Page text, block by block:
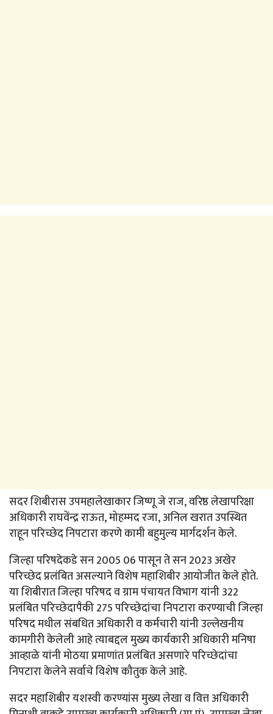
सदर शिबीरास उपमहालेखाकार जिष्णू जे राज, वरिष्ठ लेखापरिक्षा
अधिकारी राघवेंन्द्र राऊत, मोहम्मद रजा, अनिल खरात उपस्थित
राहून परिच्छेद निपटारा करणे कामी बहुमुल्य मार्गदर्शन केले.
जिल्हा परिषदेकडे सन 2005 06 पासून ते सन 2023 अखेर
परिच्छेद प्रलंबित असल्याने विशेष महाशिबीर आयोजीत केले होते.
या शिबीरात जिल्हा परिषद व ग्राम पंचायत विभाग यांनी 322
प्रलंबित परिच्छेदापैकी 275 परिच्छेदांचा निपटारा करण्याची जिल्हा
परिषद मधील संबधित अधिकारी व कर्मचारी यांनी उल्लेखनीय
कामगीरी केलेली आहे त्याबद्दल मुख्य कार्यकारी अधिकारी मनिषा
आव्हाळे यांनी मोठया प्रमाणांत प्रलंबित असणारे परिच्छेदांचा
निपटारा केलेने सर्वाचे विशेष कौतुक केले आहे.
सदर महाशिबीर यशस्वी करण्यांस मुख्य लेखा व वित्त अधिकारी